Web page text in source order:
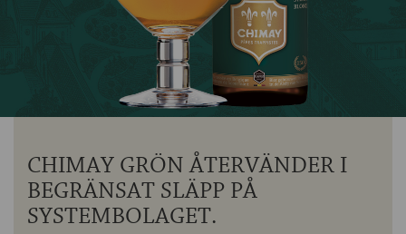
UTVALDA DESTILLAT
OM ÖLKOLLEN
KONTAKTA OSS
CHIMAY GRÖN ÅTERVÄNDER I
BEGRÄNSAT SLÄPP PÅ
SYSTEMBOLAGET.